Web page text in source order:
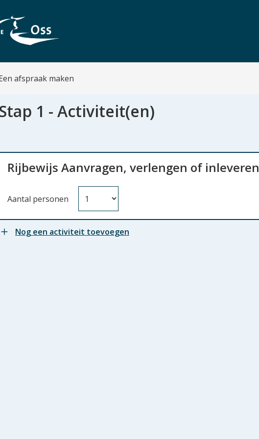
afspraak maken
1 - Activiteit(en)
Rijbewijs Aanvragen, verlengen of inleveren
Aantal personen
Nog een activiteit toevoegen